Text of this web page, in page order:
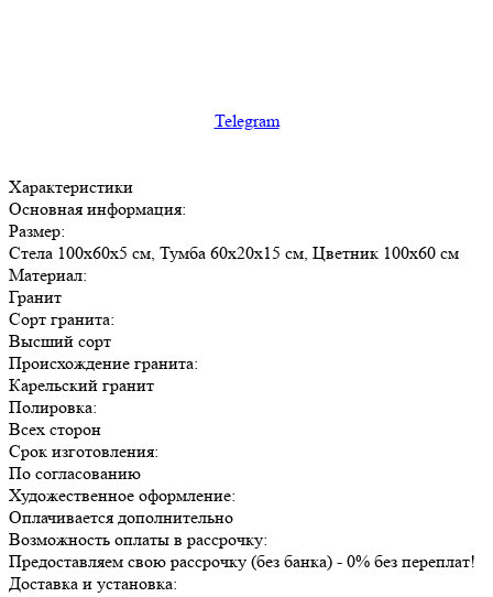
Telegram
Характеристики
Основная информация:
Размер:
Стела 100х60х5 см, Тумба 60х20х15 см, Цветник 100х60 см
Материал:
Гранит
Сорт гранита:
Высший сорт
Происхождение гранита:
Карельский гранит
Полировка:
Всех сторон
Срок изготовления:
По согласованию
Художественное оформление:
Оплачивается дополнительно
Возможность оплаты в рассрочку:
Предоставляем свою рассрочку (без банка) - 0% без переплат!
Доставка и установка: